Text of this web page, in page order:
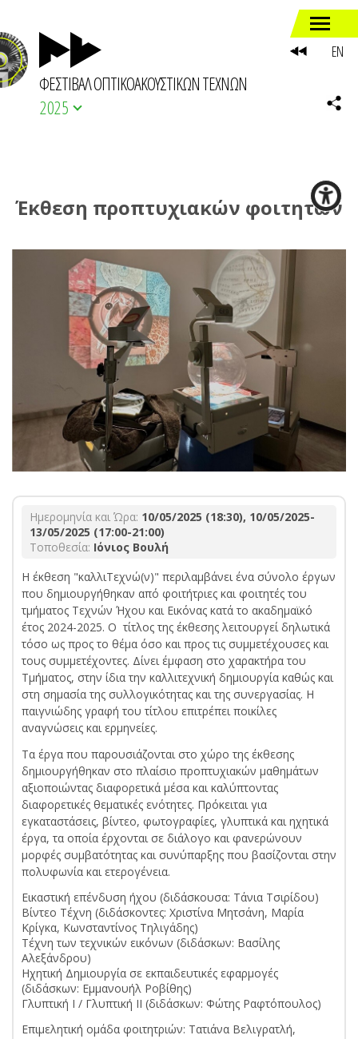
ΦΕΣΤΙΒΑΛ ΟΠΤΙΚΟΑΚΟΥΣΤΙΚΩΝ ΤΕΧΝΩΝ
2025
Έκθεση προπτυχιακών φοιτητών
Ημερομηνία και Ώρα: 10/05/2025 (18:30), 10/05/2025-
13/05/2025 (17:00-21:00)
Τοποθεσία: Ιόνιος Βουλή
Η έκθεση "καλλιΤεχνώ(ν)" περιλαμβάνει ένα σύνολο έργων
που δημιουργήθηκαν από φοιτήτριες και φοιτητές του
τμήματος Τεχνών Ήχου και Εικόνας κατά το ακαδημαϊκό
έτος 2024-2025. Ο τίτλος της έκθεσης λειτουργεί δηλωτικά
τόσο ως προς το θέμα όσο και προς τις συμμετέχουσες και
τους συμμετέχοντες. Δίνει έμφαση στο χαρακτήρα του
Τμήματος, στην ίδια την καλλιτεχνική δημιουργία καθώς και
στη σημασία της συλλογικότητας και της συνεργασίας. Η
παιγνιώδης γραφή του τίτλου επιτρέπει ποικίλες
αναγνώσεις και ερμηνείες.
Τα έργα που παρουσιάζονται στο χώρο της έκθεσης
δημιουργήθηκαν στο πλαίσιο προπτυχιακών μαθημάτων
αξιοποιώντας διαφορετικά μέσα και καλύπτοντας
διαφορετικές θεματικές ενότητες. Πρόκειται για
εγκαταστάσεις, βίντεο, φωτογραφίες, γλυπτικά και ηχητικά
έργα, τα οποία έρχονται σε διάλογο και φανερώνουν
μορφές συμβατότητας και συνύπαρξης που βασίζονται στην
πολυφωνία και ετερογένεια.
Εικαστική επένδυση ήχου (διδάσκουσα: Τάνια Τσιρίδου)
Βίντεο Τέχνη (διδάσκοντες: Χριστίνα Μητσάνη, Μαρία
Κρίγκα, Κωνσταντίνος Τηλιγάδης)
Τέχνη των τεχνικών εικόνων (διδάσκων: Βασίλης
Αλεξάνδρου)
Ηχητική Δημιουργία σε εκπαιδευτικές εφαρμογές
(διδάσκων: Εμμανουήλ Ροβίθης)
Γλυπτική Ι / Γλυπτική ΙΙ (διδάσκων: Φώτης Ραφτόπουλος)
Επιμελητική ομάδα φοιτητριών: Τατιάνα Βελιγρατλή,
EN